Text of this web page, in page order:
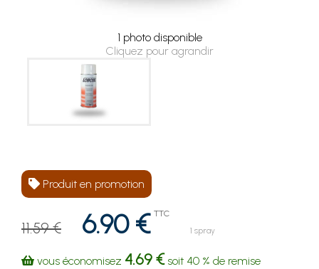
1 photo disponible
Cliquez pour agrandir
Produit en promotion
11.59 € 6.90 € TTC
1 spray
vous économisez 4.69 €soit 40 % de remise